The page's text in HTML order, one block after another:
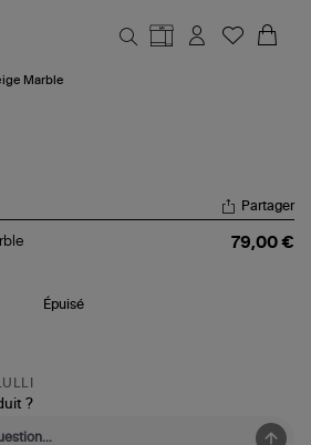
Marble
Partager
79,00 €
Épuisé
?